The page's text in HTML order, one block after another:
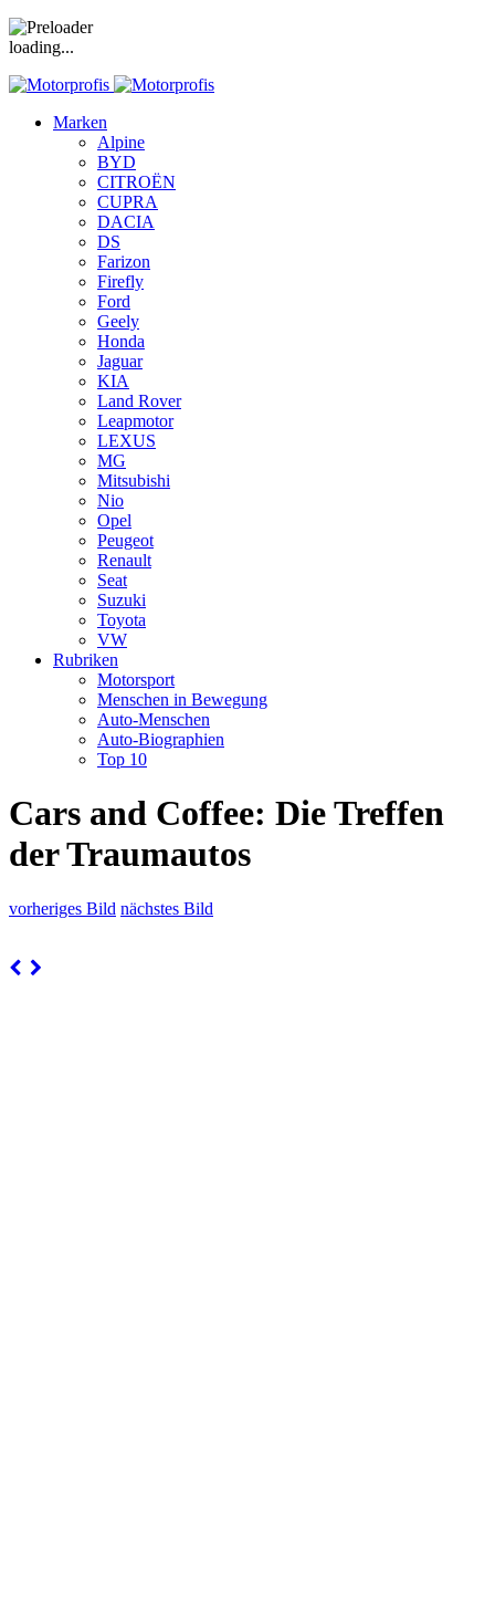
loading...
Marken
Alpine
BYD
CITROËN
CUPRA
DACIA
DS
Farizon
Firefly
Ford
Geely
Honda
Jaguar
KIA
Land Rover
Leapmotor
LEXUS
MG
Mitsubishi
Nio
Opel
Peugeot
Renault
Seat
Suzuki
Toyota
VW
Rubriken
Motorsport
Menschen in Bewegung
Auto-Menschen
Auto-Biographien
Top 10
Cars and Coffee: Die Treffen
der Traumautos
vorheriges Bild nächstes Bild